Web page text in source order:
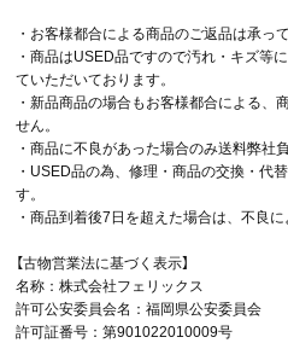
・お客様都合による商品のご返品は承っ
・商品はUSED品ですので汚れ・キズ等
ていただいております。
・新品商品の場合もお客様都合による、
せん。
・商品に不良があった場合のみ送料弊社
・USED品の為、修理・商品の交換・代
す。
・商品到着後7日を超えた場合は、不良
【古物営業法に基づく表示】
名称：株式会社フェリックス
許可公安委員会名：福岡県公安委員会
許可証番号：第901022010009号